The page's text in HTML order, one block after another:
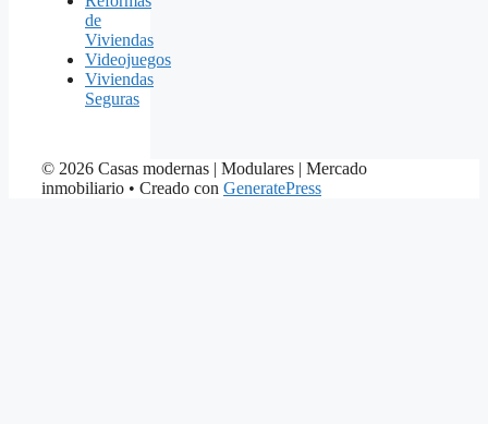
de
Viviendas
Videojuegos
Viviendas
Seguras
© 2026 Casas modernas | Modulares | Mercado
inmobiliario • Creado con GeneratePress